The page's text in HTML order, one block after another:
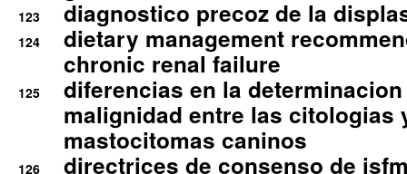
123 diagnostico precoz de la
124
dietary management
chronic renal failure
125
diferencias en la
malignidad entre las citologias
mastocitomas caninos
126
directrices de consenso de